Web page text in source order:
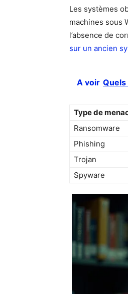
Les systèmes
machines sous
l’absence de
sur un ancien
A voir
Type de
Ransomware
Phishing
Trojan
Spyware